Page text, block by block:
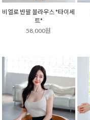
비엘로 반팔 블라우스 *타이세
트*
58,000원